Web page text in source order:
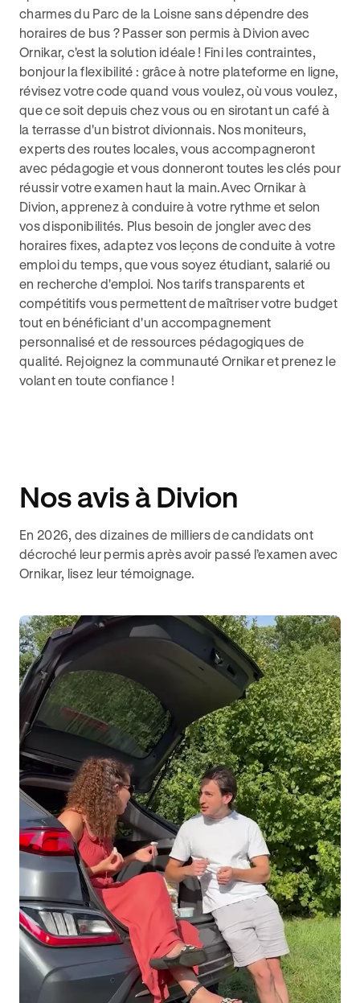
charmes du Parc de la Loisne sans dépendre des
horaires de bus ? Passer son permis à Divion avec
Ornikar, c'est la solution idéale ! Fini les contraintes,
bonjour la flexibilité : grâce à notre plateforme en ligne,
révisez votre code quand vous voulez, où vous voulez,
que ce soit depuis chez vous ou en sirotant un café à
la terrasse d'un bistrot divionnais. Nos moniteurs,
experts des routes locales, vous accompagneront
avec pédagogie et vous donneront toutes les clés pour
réussir votre examen haut la main.Avec Ornikar à
Divion, apprenez à conduire à votre rythme et selon
vos disponibilités. Plus besoin de jongler avec des
horaires fixes, adaptez vos leçons de conduite à votre
emploi du temps, que vous soyez étudiant, salarié ou
en recherche d'emploi. Nos tarifs transparents et
compétitifs vous permettent de maîtriser votre budget
tout en bénéficiant d'un accompagnement
personnalisé et de ressources pédagogiques de
qualité. Rejoignez la communauté Ornikar et prenez le
volant en toute confiance !
Nos avis à Divion
En 2026, des dizaines de milliers de candidats ont
décroché leur permis après avoir passé l’examen avec
Ornikar, lisez leur témoignage.